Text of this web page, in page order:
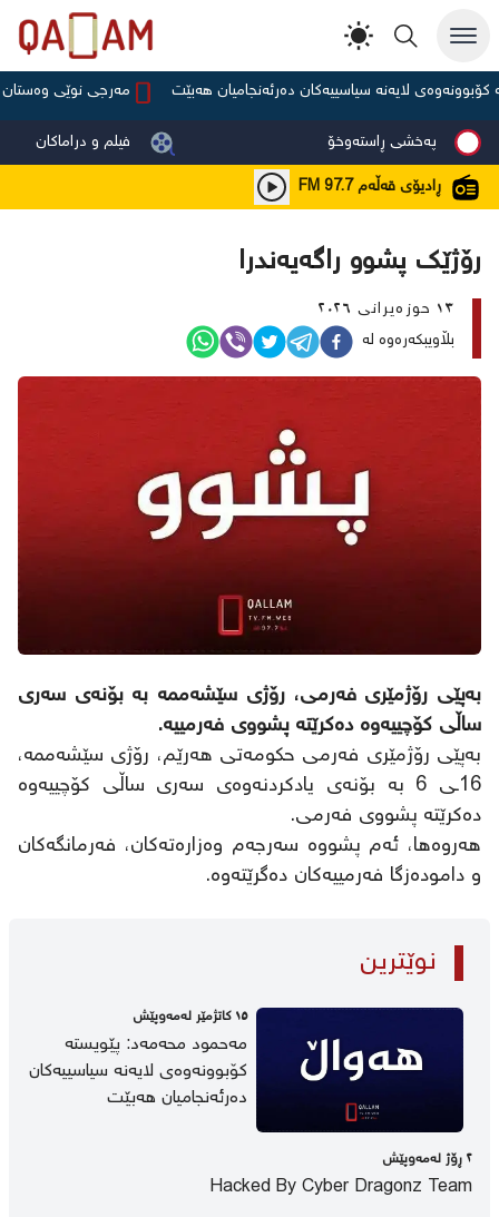
لایەنە سیاسییەکان دەرئەنجامیان هەبێت مەرجی نوێی وەستان
پەخشی ڕاستەوخۆ
فیلم و دراماکان
ڕادیۆی قەڵەمFM 97.7
رۆژێک پشوو راگەیەندرا
١٣ حوزەیرانی ٢٠٢٦
بڵاویبکەرەوە لە
بەپێی رۆژمێری فەرمی، رۆژی سێشەممە بە بۆنەی سەری
ساڵی کۆچییەوە دەکرێتە پشووی فەرمییە.
بەپێی رۆژمێری فەرمی حکومەتی هەرێم، رۆژی سێشەممە،
16ـی 6 بە بۆنەی یادکردنەوەی سەری ساڵی کۆچییەوە
دەکرێتە پشووی فەرمی.
هەروەها، ئەم پشووە سەرجەم وەزارەتەکان، فەرمانگەکان
و دامودەزگا فەرمییەکان دەگرێتەوە.
نوێترین
١٥ كاتژمێر لەمەوپێش
مەحمود محەمەد: پێویستە
کۆبوونەوەی لایەنە سیاسییەکان
دەرئەنجامیان هەبێت
٢ ڕۆژ لەمەوپێش
Hacked By Cyber Dragonz Team